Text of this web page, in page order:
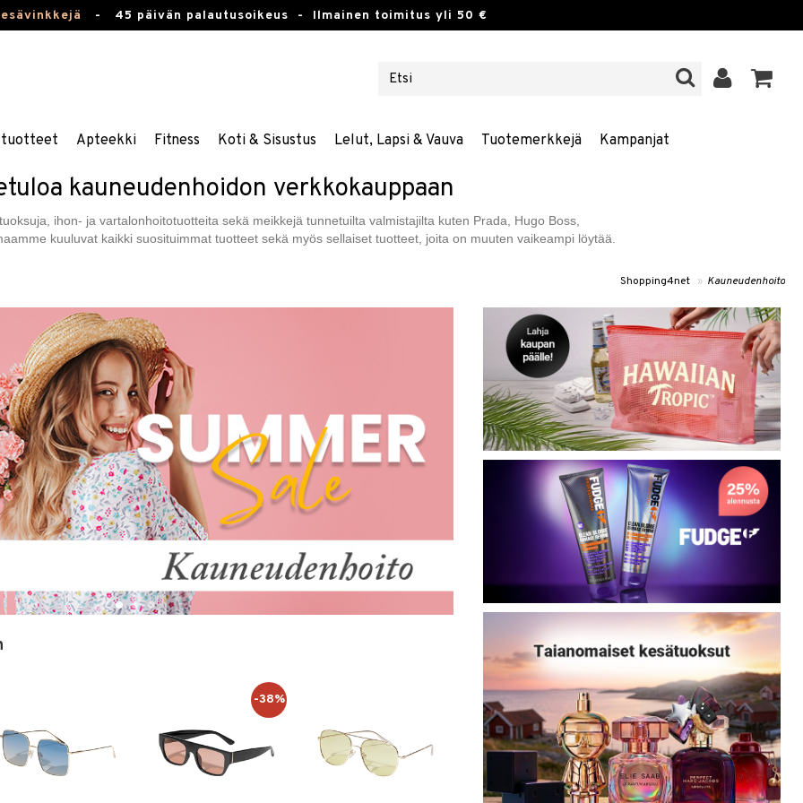
- 45 päivän palautusoikeus - Ilmainen toimitus yli 50 €
Apteekki Fitness Koti & Sisustus Lelut, Lapsi & Vauva Tuotemerkkejä Kampanjat
kauneudenhoidon verkkokauppaan
ihon- ja vartalonhoitotuotteita sekä meikkejä tunnetuilta valmistajilta kuten Prada, Hugo Boss,
kuuluvat kaikki suosituimmat tuotteet sekä myös sellaiset tuotteet, joita on muuten vaikeampi löytää.
Shopping4net » Kauneudenhoito
-38%